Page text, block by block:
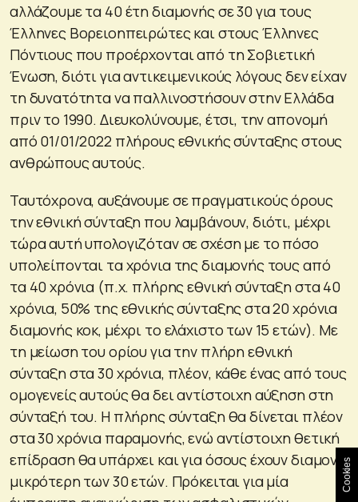
αλλάζουμε τα 40 έτη διαμονής σε 30 για τους
Έλληνες Βορειοηπειρώτες και στους Έλληνες
Πόντιους που προέρχονται από τη Σοβιετική
Ένωση, διότι για αντικειμενικούς λόγους δεν είχαν
τη δυνατότητα να παλλινοστήσουν στην Ελλάδα
πριν το 1990. Διευκολύνουμε, έτσι, την απονομή
από 01/01/2022 πλήρους εθνικής σύνταξης στους
ανθρώπους αυτούς.
Ταυτόχρονα, αυξάνουμε σε πραγματικούς όρους
την εθνική σύνταξη που λαμβάνουν, διότι, μέχρι
τώρα αυτή υπολογιζόταν σε σχέση με το πόσο
υπολείπονται τα χρόνια της διαμονής τους από
τα 40 χρόνια (π.χ. πλήρης εθνική σύνταξη στα 40
χρόνια, 50% της εθνικής σύνταξης στα 20 χρόνια
διαμονής κοκ, μέχρι το ελάχιστο των 15 ετών). Με
τη μείωση του ορίου για την πλήρη εθνική
σύνταξη στα 30 χρόνια, πλέον, κάθε ένας από τους
ομογενείς αυτούς θα δει αντίστοιχη αύξηση στη
σύνταξή του. Η πλήρης σύνταξη θα δίνεται πλέον
στα 30 χρόνια παραμονής, ενώ αντίστοιχη θετική
επίδραση θα υπάρχει και για όσους έχουν διαμονή
μικρότερη των 30 ετών. Πρόκειται για μία
Cookies